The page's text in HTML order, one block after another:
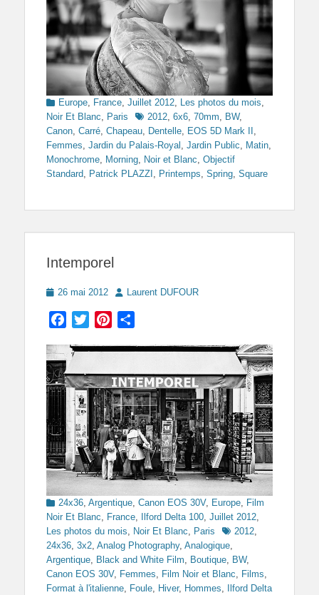
Categories
Europe, France, Juillet 2012, Les photos du mois,
Noir Et Blanc, Paris Tags2012, 6x6, 70mm, BW,
Canon, Carré, Chapeau, Dentelle, EOS 5D Mark II ,
Femmes, Jardin du Palais-Royal , Jardin Public, Matin,
Monochrome, Morning, Noir et Blanc, Objectif
Standard, Patrick PLAZZI , Printemps, Spring, Square
Intemporel
Posted
26 mai 2012 AuthorLaurent DUFOUR
Facebook
TwitterPinterest
Categories
24x36 Argentique Canon EOS 30V, Europe Film
Noir Et Blanc
France Ilford Delta 100 Juillet 2012
Les photos du mois
Noir Et Blanc Paris Tags2012
24x36 3x2 Analog Photography, Analogique
Argentique Black and White Film Boutique BW,
Canon EOS 30V, Femmes Film Noir et Blanc Films
Format à l'italienne Foule Hiver, Hommes
Ilford Delta